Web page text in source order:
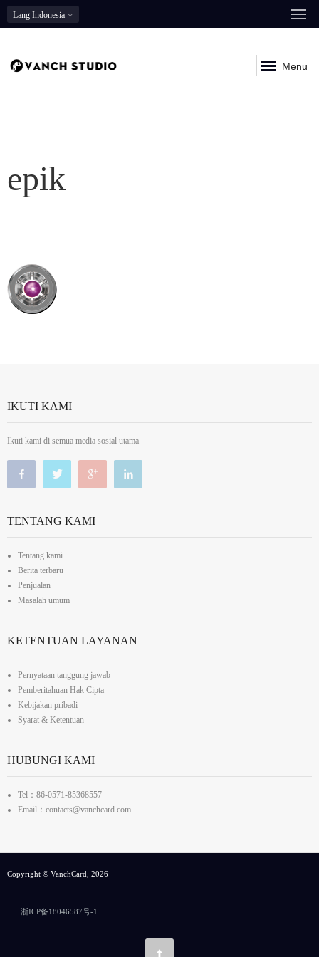
Lang Indonesia
Menu
epik
IKUTI KAMI
Ikuti kami di semua media sosial utama
TENTANG KAMI
Tentang kami
Berita terbaru
Penjualan
Masalah umum
KETENTUAN LAYANAN
Pernyataan tanggung jawab
Pemberitahuan Hak Cipta
Kebijakan pribadi
Syarat & Ketentuan
HUBUNGI KAMI
Tel：86-0571-85368557
Email：contacts@vanchcard.com
Copyright © VanchCard, 2026
浙ICP备18046587号-1